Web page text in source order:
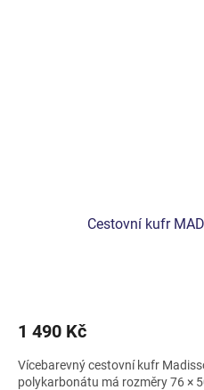
Cestovní kufr
1 490 Kč
Vícebarevný cestovní kufr
polykarbonátu má rozměry 76 ×